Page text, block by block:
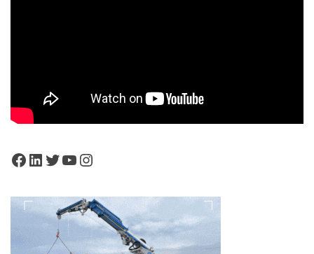
Facebook
LinkedIn
Twitter
YouTube
Instagram